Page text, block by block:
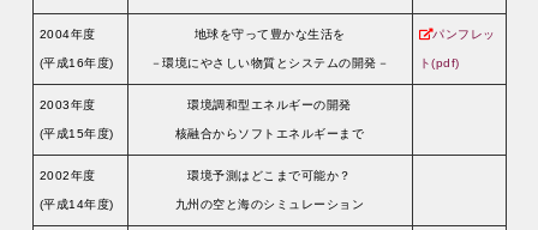
2004年度
(平成16年度)
地球を守って豊かな生活を
－環境にやさしい物質とシステムの開発－
パンフレッ
ト(pdf)
2003年度
(平成15年度)
環境調和型エネルギーの開発
核融合からソフトエネルギーまで
2002年度
(平成14年度)
環境予測はどこまで可能か？
九州の空と海のシミュレーション